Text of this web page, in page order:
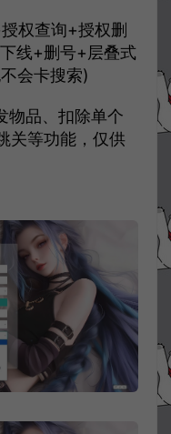
权查询+授权删
线+删号+层叠式
会卡搜索)
物品、扣除单个
关等功能，仅供